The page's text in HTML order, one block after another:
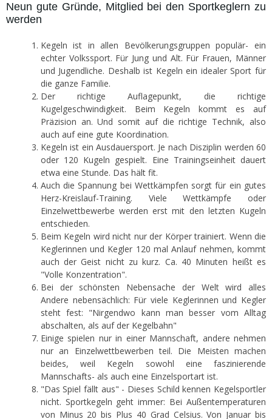
Neun gute Gründe, Mitglied bei den Sportkeglern zu
werden
Kegeln ist in allen Bevölkerungsgruppen populär- ein
echter Volkssport. Für Jung und Alt. Für Frauen, Männer
und Jugendliche. Deshalb ist Kegeln ein idealer Sport für
die ganze Familie.
Der richtige Auflagepunkt, die richtige
Kugelgeschwindigkeit. Beim Kegeln kommt es auf
Präzision an. Und somit auf die richtige Technik, also
auch auf eine gute Koordination.
Kegeln ist ein Ausdauersport. Je nach Disziplin werden 60
oder 120 Kugeln gespielt. Eine Trainingseinheit dauert
etwa eine Stunde. Das hält fit.
Auch die Spannung bei Wettkämpfen sorgt für ein gutes
Herz-Kreislauf-Training. Viele Wettkämpfe oder
Einzelwettbewerbe werden erst mit den letzten Kugeln
entschieden.
Beim Kegeln wird nicht nur der Körper trainiert. Wenn die
Keglerinnen und Kegler 120 mal Anlauf nehmen, kommt
auch der Geist nicht zu kurz. Ca. 40 Minuten heißt es
"Volle Konzentration".
Bei der schönsten Nebensache der Welt wird alles
Andere nebensächlich: Für viele Keglerinnen und Kegler
steht fest: "Nirgendwo kann man besser vom Alltag
abschalten, als auf der Kegelbahn"
Einige spielen nur in einer Mannschaft, andere nehmen
nur an Einzelwettbewerben teil. Die Meisten machen
beides, weil Kegeln sowohl eine faszinierende
Mannschafts- als auch eine Einzelsportart ist.
"Das Spiel fällt aus" - Dieses Schild kennen Kegelsportler
nicht. Sportkegeln geht immer: Bei Außentemperaturen
von Minus 20 bis Plus 40 Grad Celsius. Von Januar bis